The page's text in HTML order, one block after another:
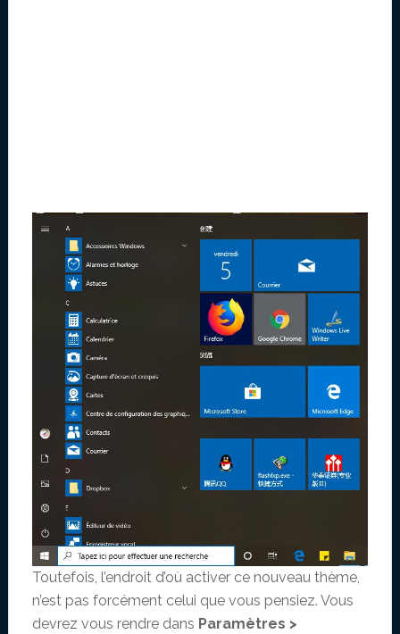
Toutefois, l’endroit d’où activer ce nouveau thème,
n’est pas forcément celui que vous pensiez. Vous
devrez vous rendre dans Paramètres >